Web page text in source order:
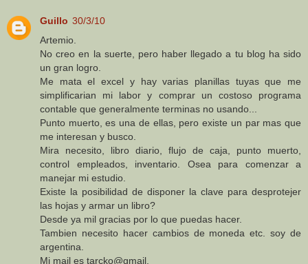
Guillo 30/3/10
Artemio.
No creo en la suerte, pero haber llegado a tu blog ha sido
un gran logro.
Me mata el excel y hay varias planillas tuyas que me
simplificarian mi labor y comprar un costoso programa
contable que generalmente terminas no usando...
Punto muerto, es una de ellas, pero existe un par mas que
me interesan y busco.
Mira necesito, libro diario, flujo de caja, punto muerto,
control empleados, inventario. Osea para comenzar a
manejar mi estudio.
Existe la posibilidad de disponer la clave para desprotejer
las hojas y armar un libro?
Desde ya mil gracias por lo que puedas hacer.
Tambien necesito hacer cambios de moneda etc. soy de
argentina.
Mi mail es tarcko@gmail.